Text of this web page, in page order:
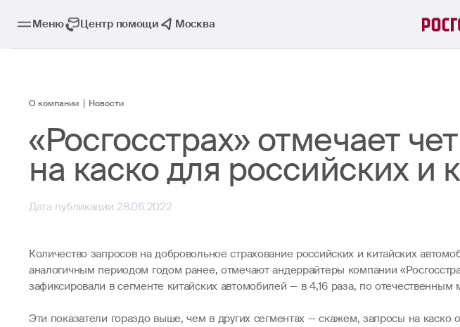
Меню Центр помощи Москва
О компании Новости
«Росгосстрах» отмечает
на каско для российских и
Дата публикации 28.06.2022
Количество запросов на добровольное страхование российских и китайских
аналогичным периодом годом ранее, отмечают андеррайтеры компании
зафиксировали в сегменте китайских автомобилей — в 4,16 раза, по
Эти показатели гораздо выше, чем в других сегментах — скажем, запросы на